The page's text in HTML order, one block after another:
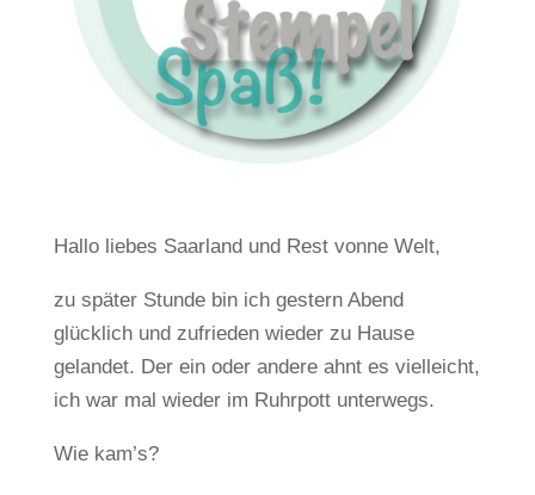
Hallo liebes Saarland und Rest vonne Welt,
zu später Stunde bin ich gestern Abend
glücklich und zufrieden wieder zu Hause
gelandet. Der ein oder andere ahnt es vielleicht,
ich war mal wieder im Ruhrpott unterwegs.
Wie kam’s?